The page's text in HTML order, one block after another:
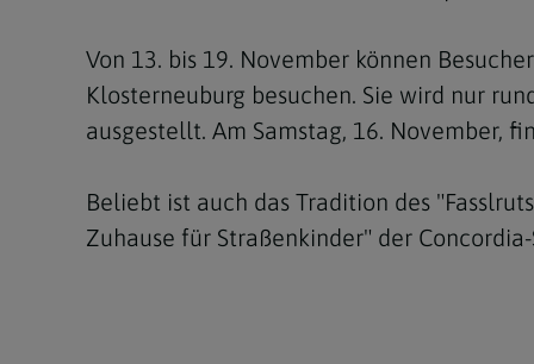
Von 13. bis 19. November können
Klosterneuburg besuchen. Sie wird nur
ausgestellt. Am Samstag, 16. November,
Beliebt ist auch das Tradition des
Zuhause für Straßenkinder" der